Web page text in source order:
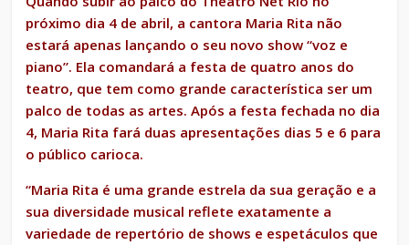
próximo dia 4 de abril, a cantora Maria Rita não
estará apenas lançando o seu novo show “voz e
piano”. Ela comandará a festa de quatro anos do
teatro, que tem como grande característica ser um
palco de todas as artes. Após a festa fechada no dia
4, Maria Rita fará duas apresentações dias 5 e 6 para
o público carioca.
“Maria Rita é uma grande estrela da sua geração e a
sua diversidade musical reflete exatamente a
variedade de repertório de shows e espetáculos que